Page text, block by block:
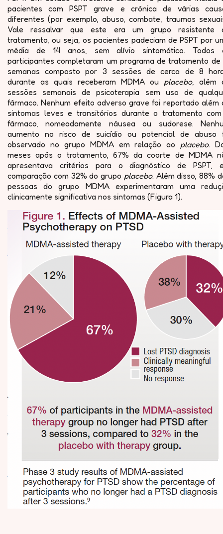
pacientes com PSPT grave e crónica de várias
diferentes (por exemplo, abuso, combate, traumas
Vale ressalvar que este era um grupo resistente
tratamento, ou seja, os pacientes padeciam de PSPT por
média de 14 anos, sem alívio sintomático. Todos
participantes completaram um programa de tratamento de
semanas composto por 3 sessões de cerca de 8
durante as quais receberam MDMA ou placebo, além
sessões semanais de psicoterapia sem uso de
fármaco. Nenhum efeito adverso grave foi reportado além
sintomas leves e transitórios durante o tratamento
fármaco, nomeadamente náusea ou sudorese.
aumento no risco de suicídio ou potencial de abuso
observado no grupo MDMA em relação ao placebo.
meses após o tratamento, 67% da coorte de MDMA
apresentava critérios para o diagnóstico de PSPT,
comparação com 32% do grupo placebo. Além disso, 88%
pessoas do grupo MDMA experimentaram uma
clinicamente significativa nos sintomas (Figura 1).